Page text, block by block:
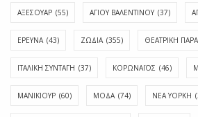
ΑΞΕΣΟΥΑΡ (55) ΑΓΊΟΥ ΒΑΛΕΝΤΊΝΟΥ (37)
ΕΡΕΥΝΑ (43) ΖΩΔΙΑ (355) ΘΕΑΤΡΙΚΗ
ΙΤΑΛΙΚΗ ΣΥΝΤΑΓΗ (37) ΚΟΡΩΝΑΪΟΣ (46)
ΜΑΝΙΚΙΟΥΡ (60) ΜΟΔΑ (74) ΝΕΑ ΥΟΡΚΗ